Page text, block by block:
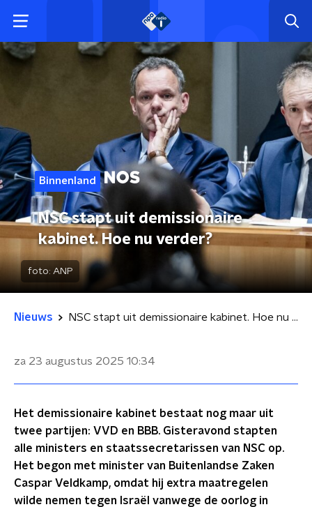
Binnenland
NSC stapt uit demissionaire
kabinet. Hoe nu verder?
foto: ANP
Nieuws NSC stapt uit demissionaire kabinet. Hoe nu verder?
za 23 augustus 2025 10:34
Het demissionaire kabinet bestaat nog maar uit
twee partijen: VVD en BBB. Gisteravond stapten
alle ministers en staatssecretarissen van NSC op.
Het begon met minister van Buitenlandse Zaken
Caspar Veldkamp, omdat hij extra maatregelen
wilde nemen tegen Israël vanwege de oorlog in